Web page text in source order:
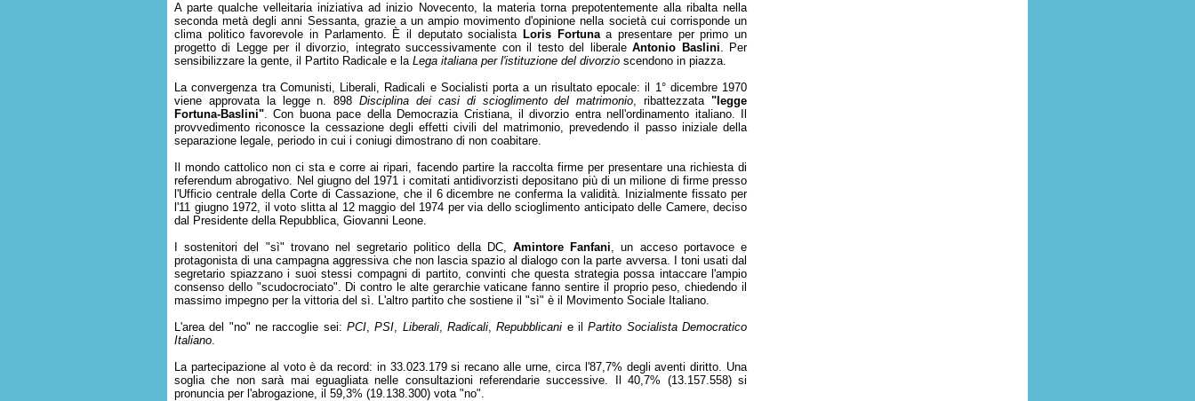
A parte qualche velleitaria iniziativa ad inizio Novecento, la materia torna prepotentemente alla ribalta nella
seconda metà degli anni Sessanta, grazie a un ampio movimento d'opinione nella società cui corrisponde un
clima politico favorevole in Parlamento. È il deputato socialista Loris Fortunaa presentare per primo un
progetto di Legge per il divorzio, integrato successivamente con il testo del liberaleAntonio Baslini. Per
sensibilizzare la gente, il Partito Radicale e la Lega italiana per l'istituzione del divorzio scendono in piazza.
La convergenza tra Comunisti, Liberali, Radicali e Socialisti porta a un risultato epocale: il 1° dicembre 1970
viene approvata la legge n. 898Disciplina dei casi di scioglimento del matrimonio, ribattezzata"legge
Fortuna-Baslini". Con buona pace della Democrazia Cristiana, il divorzio entra nell'ordinamento italiano. Il
provvedimento riconosce la cessazione degli effetti civili del matrimonio, prevedendo il passo iniziale della
separazione legale, periodo in cui i coniugi dimostrano di non coabitare.
Il mondo cattolico non ci sta e corre ai ripari, facendo partire la raccolta firme per presentare una richiesta di
referendum abrogativo. Nel giugno del 1971 i comitati antidivorzisti depositano più di un milione di firme presso
l'Ufficio centrale della Corte di Cassazione, che il 6 dicembre ne conferma la validità. Inizialmente fissato per
l'11 giugno 1972, il voto slitta al 12 maggio del 1974 per via dello scioglimento anticipato delle Camere, deciso
dal Presidente della Repubblica, Giovanni Leone.
I sostenitori del "sì" trovano nel segretario politico della DC, Amintore Fanfani, un acceso portavoce e
protagonista di una campagna aggressiva che non lascia spazio al dialogo con la parte avversa. I toni usati dal
segretario spiazzano i suoi stessi compagni di partito, convinti che questa strategia possa intaccare l'ampio
consenso dello "scudocrociato". Di contro le alte gerarchie vaticane fanno sentire il proprio peso, chiedendo il
massimo impegno per la vittoria del sì. L'altro partito che sostiene il "sì" è il Movimento Sociale Italiano.
L'area del "no" ne raccoglie sei: PCI,PSI, Liberali,Radicali,Repubblicani e ilPartito Socialista Democratico
Italiano.
La partecipazione al voto è da record: in 33.023.179 si recano alle urne, circa l'87,7% degli aventi diritto. Una
soglia che non sarà mai eguagliata nelle consultazioni referendarie successive. Il 40,7% (13.157.558) si
pronuncia per l'abrogazione, il 59,3% (19.138.300) vota "no".